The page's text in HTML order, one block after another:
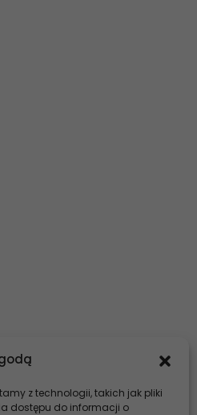
z technologii, takich jak pliki
dostępu do informacji o